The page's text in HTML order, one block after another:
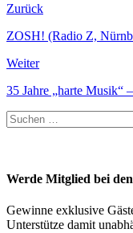
Zurück
ZOSH! (Radio Z,
Weiter
35 Jahre „harte Musik“
Suchen
nach:
Werde Mitglied bei
Gewinne exklusive
Unterstütze damit